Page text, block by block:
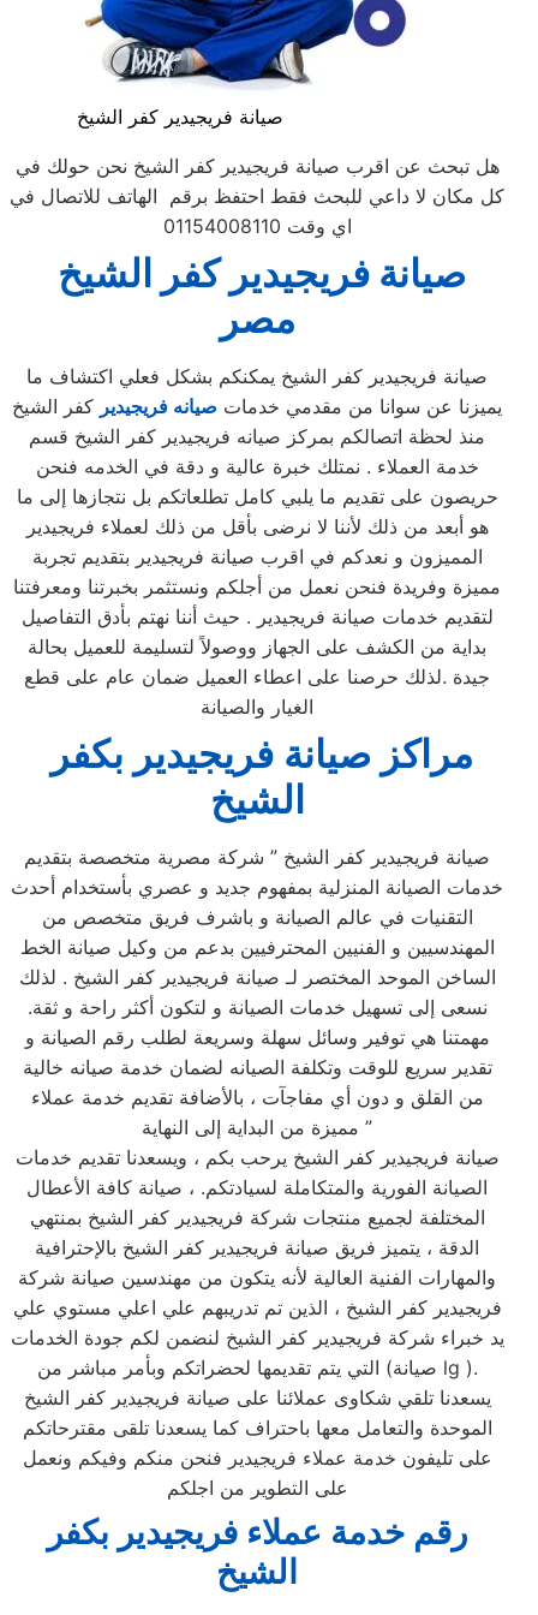
صيانة فريجيدير كفر الشيخ
هل تبحث عن اقرب صيانة فريجيدير كفر الشيخ نحن حولك في
كل مكان لا داعي للبحث فقط احتفظ برقم الهاتف للاتصال في
اي وقت 01154008110
صيانةفريجيدير كفر الشيخ
مصر
صيانة فريجيدير كفر الشيخ يمكنكم بشكل فعلي اكتشاف ما
يميزنا عن سوانا من مقدمي خدمات صيانه فريجيدير كفر الشيخ
منذ لحظة اتصالكم بمركز صيانه فريجيدير كفر الشيخ قسم
خدمة العملاء . نمتلك خبرة عالية و دقة في الخدمه فنحن
حريصون على تقديم ما يلبي كامل تطلعاتكم بل نتجازها إلى ما
هو أبعد من ذلك لأننا لا نرضى بأقل من ذلك لعملاء فريجيدير
المميزون و نعدكم في اقرب صيانة فريجيدير بتقديم تجربة
مميزة وفريدة فنحن نعمل من أجلكم ونستثمر بخبرتنا ومعرفتنا
لتقديم خدمات صيانة فريجيدير . حيث أننا نهتم بأدق التفاصيل
بداية من الكشف على الجهاز ووصولاً لتسليمة للعميل بحالة
جيدة .لذلك حرصنا على اعطاء العميل ضمان عام على قطع
الغيار والصيانة
الشيخ
صيانة فريجيدير كفر الشيخ ” شركة مصرية متخصصة بتقديم
خدمات الصيانة المنزلية بمفهوم جديد و عصري بأستخدام أحدث
التقنيات في عالم الصيانة و باشرف فريق متخصص من
المهندسيين و الفنيين المحترفيين بدعم من وكيل صيانة الخط
الساخن الموحد المختصر لـ صيانة فريجيدير كفر الشيخ . لذلك
نسعى إلى تسهيل خدمات الصيانة و لتكون أكثر راحة و ثقة.
مهمتنا هي توفير وسائل سهلة وسريعة لطلب رقم الصيانة و
تقدير سريع للوقت وتكلفة الصيانه لضمان خدمة صيانه خالية
من القلق و دون أي مفاجآت ، بالأضافة تقديم خدمة عملاء
مميزة من البداية إلى النهاية ”
صيانة فريجيدير كفر الشيخ يرحب بكم ، ويسعدنا تقديم خدمات
الصيانة الفورية والمتكاملة لسيادتكم. ، صيانة كافة الأعطال
المختلفة لجميع منتجات شركة فريجيدير كفر الشيخ بمنتهي
الدقة ، يتميز فريق صيانة فريجيدير كفر الشيخ بالإحترافية
والمهارات الفنية العالية لأنه يتكون من مهندسين صيانة شركة
فريجيدير كفر الشيخ ، الذين تم تدريبهم علي اعلي مستوي علي
يد خبراء شركة فريجيدير كفر الشيخ لنضمن لكم جودة الخدمات
التي يتم تقديمها لحضراتكم وبأمر مباشر من (صيانة lg ).
يسعدنا تلقي شكاوى عملائنا على صيانة فريجيدير كفر الشيخ
الموحدة والتعامل معها باحتراف كما يسعدنا تلقى مقترحاتكم
على تليفون خدمة عملاء فريجيدير فنحن منكم وفيكم ونعمل
على التطوير من اجلكم
رقم خدمة عملاء فريجيدير بكفر
الشيخ